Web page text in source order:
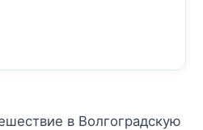
в Волгоградскую